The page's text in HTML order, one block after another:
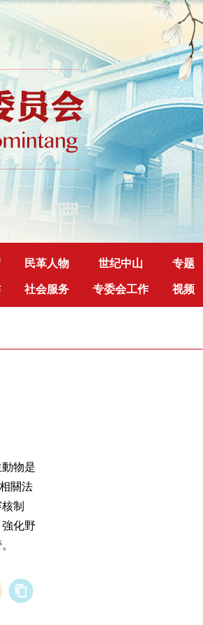
民革人物 世纪中山 专题
社会服务 专委会工作 视频
物是
關法
制
化野